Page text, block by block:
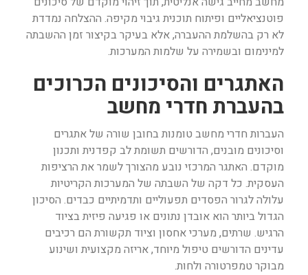
פוטנציאליים ופיתוח תוכנית גיבוי מקיפה. ההצלחה נמדדת
לא רק בהשלמת ההעברה, אלא בעיקר בקיצור זמן ההשבתה
למינימום ובשמירה על שלמות המערכות.
האתגרים והסיכונים הכרוכים
בהעברת חדרי מחשב
העברות חדרי מחשב טומנות בחובן שורה של אתגרים
וסיכונים מובנים, הדורשים תשומת לב קפדנית ותכנון
מוקדם. האתגר המרכזי נובע מהצורך לשמר את הרציפות
העסקית. כל דקה של השבתה של המערכות הקריטיות
עלולה לגרור הפסדים תפעוליים ותדמיתיים כבדים. הסיכון
הגדול ביותר הוא אובדן נתונים או פגיעה פיזית בציוד
הרגיש. שרתים, מערכי אחסון וציוד תקשורת הם רכיבים
עדינים הדורשים טיפול מיוחד, אריזה מקצועית ושינוע
מבוקר טמפרטורה ולחות.